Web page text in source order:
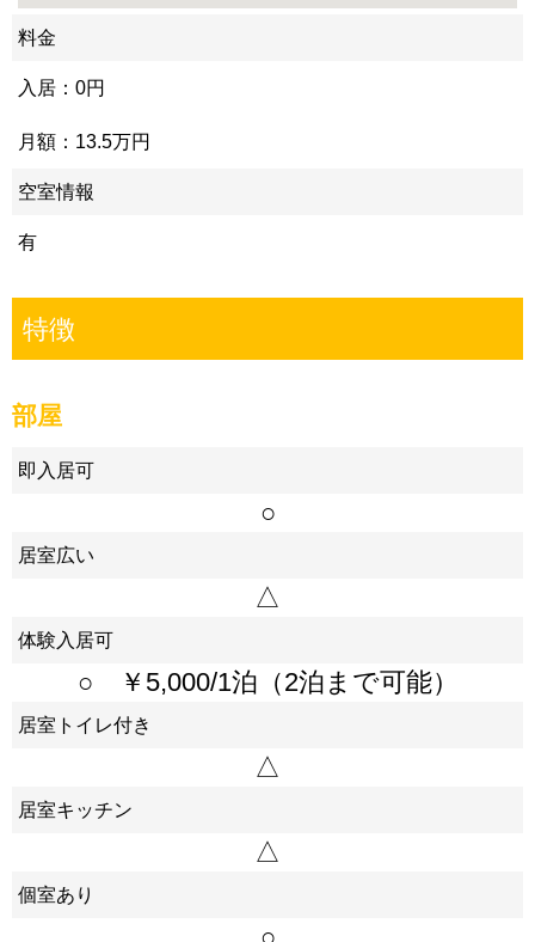
料金
入居：0円
月額：13.5万円
空室情報
有
特徴
部屋
即入居可
○
居室広い
△
体験入居可
○ ￥5,000/1泊（2泊まで可能）
居室トイレ付き
△
居室キッチン
△
個室あり